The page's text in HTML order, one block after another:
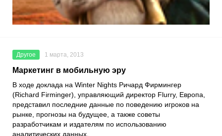
Другое 1 марта, 2013
Маркетинг в мобильную эру
В ходе доклада на Winter Nights Ричард Фирмингер
(Richard Firminger), управляющий директор Flurry, Европа,
представил последние данные по поведению игроков на
рынке, прогнозы на будущее, а также советы
разработчикам и издателям по использованию
аналитических данных.